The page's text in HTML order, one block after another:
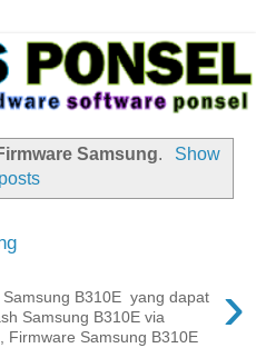
Samsung.
Show
›
B310E yang dapat
Samsung B310E via
Firmware Samsung B310E